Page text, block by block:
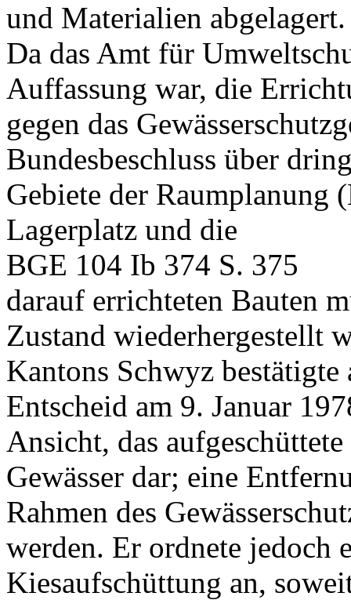
und Materialien abgelagert.
Da das Amt für
Auffassung war, die
gegen das
Bundesbeschluss über
Gebiete der Raumplanung
Lagerplatz und die
BGE 104 Ib 374 S. 375
darauf errichteten Bauten
Zustand wiederhergestellt
Kantons Schwyz
Entscheid am 9. Januar
Ansicht, das
Gewässer dar; eine
Rahmen des
werden. Er ordnete jedoch
Kiesaufschüttung an,